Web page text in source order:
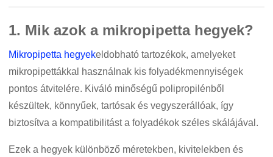
1. Mik azok a mikropipetta hegyek?
Mikropipetta hegyekeldobható tartozékok, amelyeket
mikropipettákkal használnak kis folyadékmennyiségek
pontos átvitelére. Kiváló minőségű polipropilénből
készültek, könnyűek, tartósak és vegyszerállóak, így
biztosítva a kompatibilitást a folyadékok széles skálájával.
Ezek a hegyek különböző méretekben, kivitelekben és